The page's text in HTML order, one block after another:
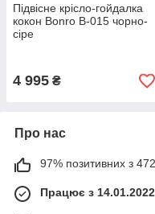
Підвісне крісло-гойдалка
кокон Bonro B-015 чорно-
сіре
4 995 ₴
Про нас
97% позитивних з 472
Працює з 14.01.2022